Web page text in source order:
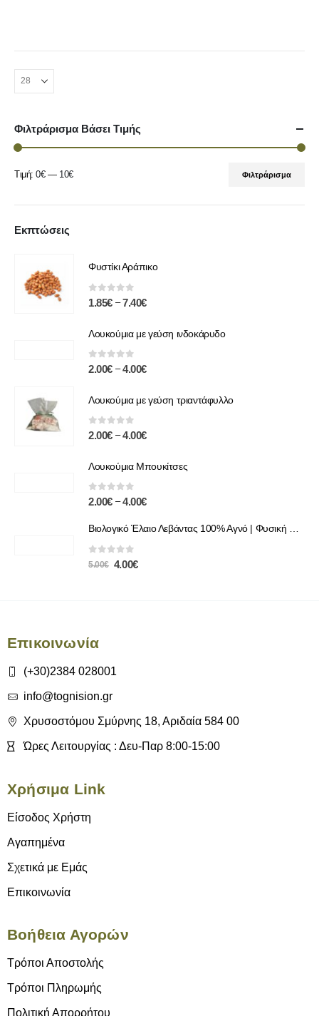
Φιλτράρισμα Βάσει Τιμής
Φιλτράρισμα
Τιμή:0€— 10€
Εκπτώσεις
Φυστίκι Αράπικο
0 out of 5
1.85€ – 7.40€
Λουκούμια με γεύση ινδοκάρυδο
0 out of 5
2.00€ – 4.00€
Λουκούμια με γεύση τριαντάφυλλο
0 out of 5
2.00€ – 4.00€
Λουκούμια Μπουκίτσες
0 out of 5
2.00€ – 4.00€
Βιολογικό Έλαιο Λεβάντας 100% Αγνό | Φυσική Χαλάρωση & Περιποίηση
0 out of 5
5.00€ 4.00€
Επικοινωνία
(+30)2384 028001
info@tognision.gr
Χρυσοστόμου Σμύρνης 18, Αριδαία 584 00
Ώρες Λειτουργίας : Δευ-Παρ 8:00-15:00
Χρήσιμα Link
Είσοδος Χρήστη
Αγαπημένα
Σχετικά με Εμάς
Επικοινωνία
Βοήθεια Αγορών
Τρόποι Αποστολής
Τρόποι Πληρωμής
Πολιτική Απορρήτου